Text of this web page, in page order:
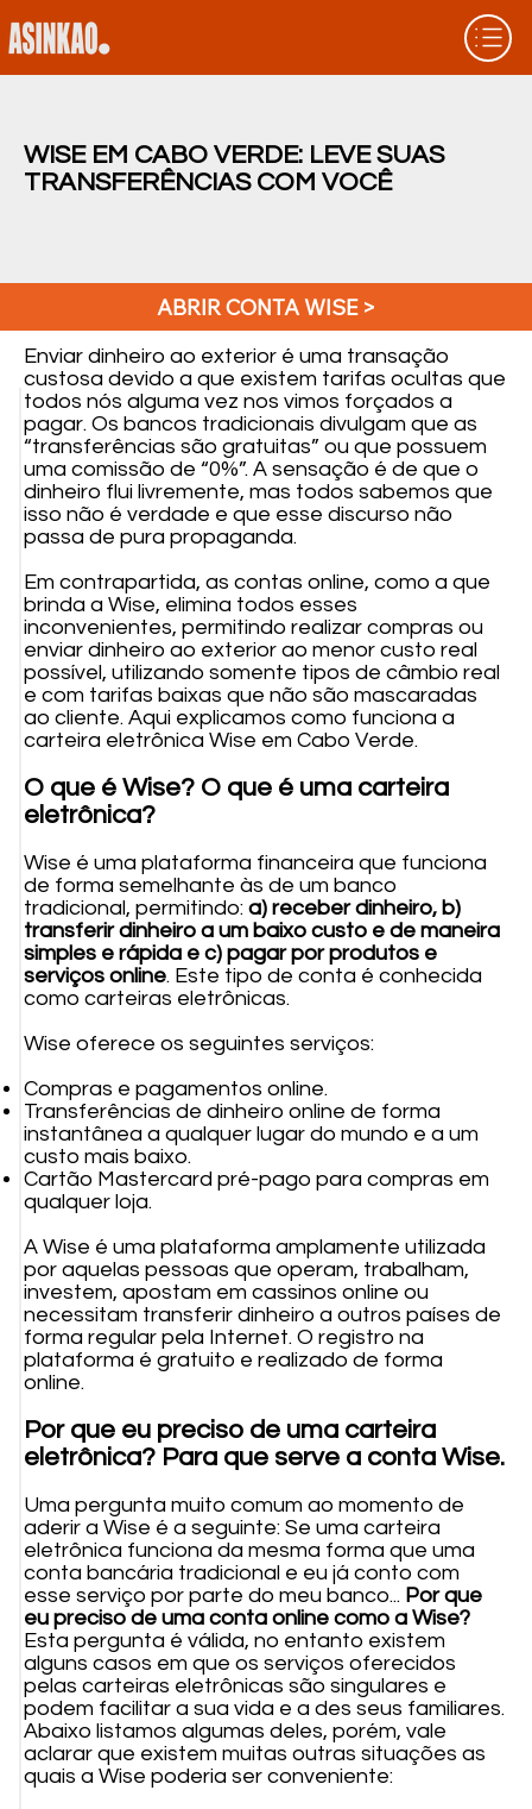
WISE EM CABO VERDE: LEVE SUAS
TRANSFERÊNCIAS COM VOCÊ
ABRIR CONTA WISE >
Enviar dinheiro ao exterior é uma transação
custosa devido a que existem tarifas ocultas que
todos nós alguma vez nos vimos forçados a
pagar. Os bancos tradicionais divulgam que as
“transferências são gratuitas” ou que possuem
uma comissão de “0%”. A sensação é de que o
dinheiro flui livremente, mas todos sabemos que
isso não é verdade e que esse discurso não
passa de pura propaganda.
Em contrapartida, as contas online, como a que
brinda a Wise, elimina todos esses
inconvenientes, permitindo realizar compras ou
enviar dinheiro ao exterior ao menor custo real
possível, utilizando somente tipos de câmbio real
e com tarifas baixas que não são mascaradas
ao cliente. Aqui explicamos como funciona a
carteira eletrônica Wise em Cabo Verde.
O que é Wise? O que é uma carteira
eletrônica?
Wise é uma plataforma financeira que funciona
de forma semelhante às de um banco
tradicional, permitindo:a) receber dinheiro, b)
transferir dinheiro a um baixo custo e de maneira
simples e rápida e c) pagar por produtos e
serviços online. Este tipo de conta é conhecida
como carteiras eletrônicas.
Wise oferece os seguintes serviços:
Compras e pagamentos online.
Transferências de dinheiro online de forma
instantânea a qualquer lugar do mundo e a um
custo mais baixo.
Cartão Mastercard pré-pago para compras em
qualquer loja.
A Wise é uma plataforma amplamente utilizada
por aquelas pessoas que operam, trabalham,
investem, apostam em cassinos online ou
necessitam transferir dinheiro a outros países de
forma regular pela Internet. O registro na
plataforma é gratuito e realizado de forma
online.
Por que eu preciso de uma carteira
eletrônica? Para que serve a conta Wise.
Uma pergunta muito comum ao momento de
aderir a Wise é a seguinte: Se uma carteira
eletrônica funciona da mesma forma que uma
conta bancária tradicional e eu já conto com
esse serviço por parte do meu banco... Por que
eu preciso de uma conta online como a Wise?
Esta pergunta é válida, no entanto existem
alguns casos em que os serviços oferecidos
pelas carteiras eletrônicas são singulares e
podem facilitar a sua vida e a des seus familiares.
Abaixo listamos algumas deles, porém, vale
aclarar que existem muitas outras situações as
quais a Wise poderia ser conveniente: